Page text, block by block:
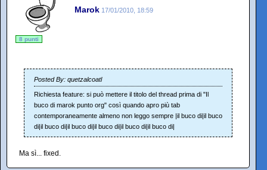
Marok 17/01/2010, 18:59
8 punti
Posted By: quetzalcoatl
Richiesta feature: si può mettere il titolo del thread prima di "Il
buco di marok punto org" così quando apro più tab
contemporaneamente almeno non leggo sempre |il buco di|il buco
di|il buco di|il buco di|il buco di|il buco di|il buco di|
Ma sì... fixed.